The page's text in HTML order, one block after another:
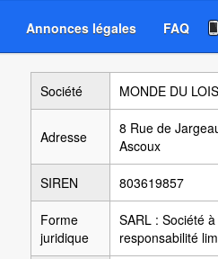
Annonces légales FAQ
Société MONDE DU
Adresse
8 Rue de
Ascoux
SIREN 803619857
Forme
juridique
SARL : Société à
responsabilité